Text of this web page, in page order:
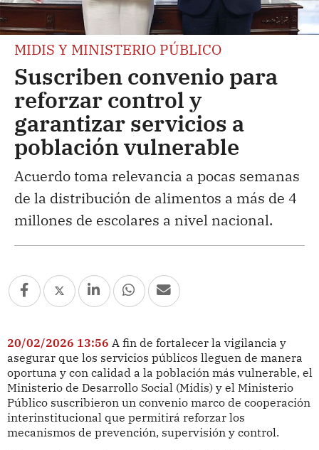
MIDIS Y MINISTERIO PÚBLICO
Suscriben convenio para
reforzar control y
garantizar servicios a
población vulnerable
Acuerdo toma relevancia a pocas semanas
de la distribución de alimentos a más de 4
millones de escolares a nivel nacional.
20/02/2026 13:56 A fin de fortalecer la vigilancia y
asegurar que los servicios públicos lleguen de manera
oportuna y con calidad a la población más vulnerable, el
Ministerio de Desarrollo Social (Midis) y el Ministerio
Público suscribieron un convenio marco de cooperación
interinstitucional que permitirá reforzar los
mecanismos de prevención, supervisión y control.